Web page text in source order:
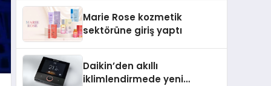
Aldı
Marie Rose kozmetik
sektörüne giriş yaptı
Daikin’den akıllı
iklimlendirmede yeni